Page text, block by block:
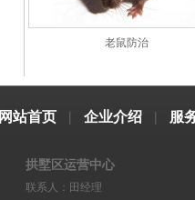
老鼠防治
网站首页 | 企业介绍 | 服
拱墅区运营中心
联系人：田经理